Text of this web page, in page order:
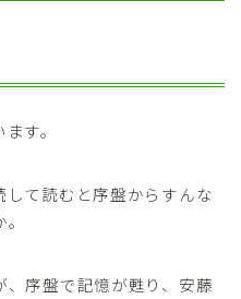
す。
て読むと序盤からすんな
序盤で記憶が甦り、安藤